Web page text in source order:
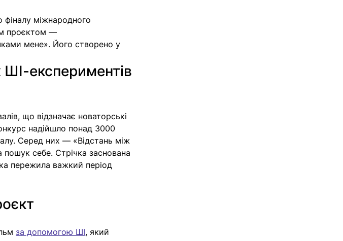
фіналу міжнародного
проєктом —
мене». Його створено у
ШІ-експериментів
що відзначає новаторські
надійшло понад 3000
Серед них — «Відстань між
себе. Стрічка заснована
пережила важкий період
за допомогою ШІ, який